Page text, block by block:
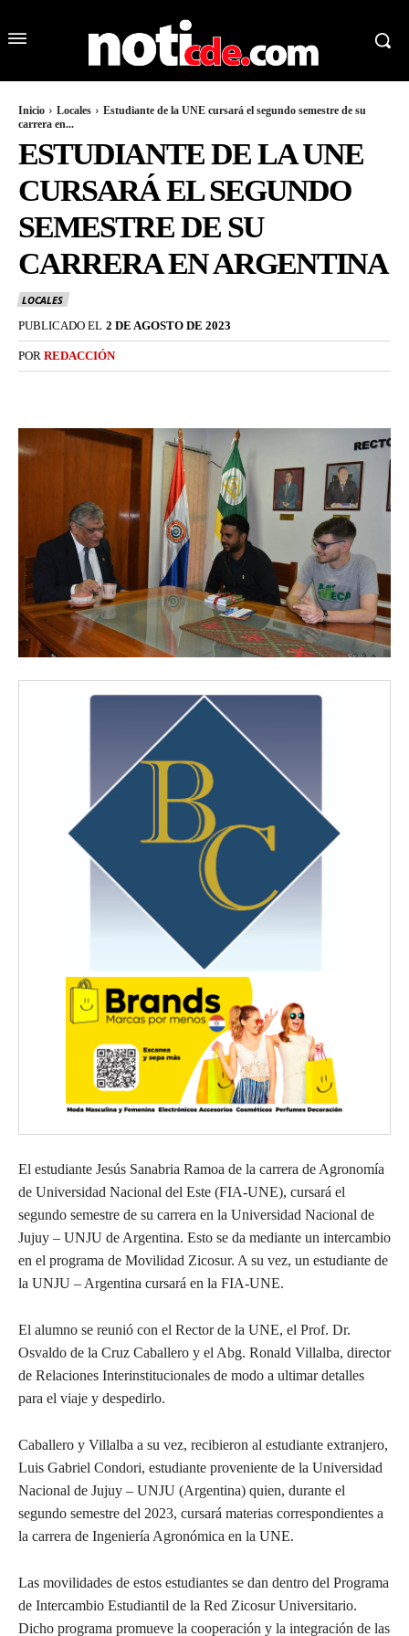
Inicio Locales
Estudiante de la UNE cursará el segundo semestre de su
carrera en...
ESTUDIANTE DE LA UNE
CURSARÁ EL SEGUNDO
SEMESTRE DE SU
CARRERA EN ARGENTINA
LOCALES
PUBLICADO EL 2 DE AGOSTO DE 2023
POR REDACCIÓN
El estudiante Jesús Sanabria Ramoa de la carrera de Agronomía
de Universidad Nacional del Este (FIA-UNE), cursará el
segundo semestre de su carrera en la Universidad Nacional de
Jujuy – UNJU de Argentina. Esto se da mediante un intercambio
en el programa de Movilidad Zicosur. A su vez, un estudiante de
la UNJU – Argentina cursará en la FIA-UNE.
El alumno se reunió con el Rector de la UNE, el Prof. Dr.
Osvaldo de la Cruz Caballero y el Abg. Ronald Villalba, director
de Relaciones Interinstitucionales de modo a ultimar detalles
para el viaje y despedirlo.
Caballero y Villalba a su vez, recibieron al estudiante extranjero,
Luis Gabriel Condori, estudiante proveniente de la Universidad
Nacional de Jujuy – UNJU (Argentina) quien, durante el
segundo semestre del 2023, cursará materias correspondientes a
la carrera de Ingeniería Agronómica en la UNE.
Las movilidades de estos estudiantes se dan dentro del Programa
de Intercambio Estudiantil de la Red Zicosur Universitario.
Dicho programa promueve la cooperación y la integración de las